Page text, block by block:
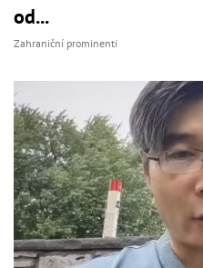
od...
Zahraniční prominenti